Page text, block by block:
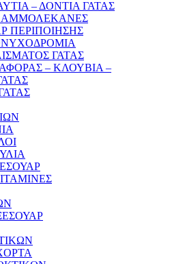
– ΔΟΝΤΙΑ ΓΑΤΑΣ
ΑΜΜΟΛΕΚΑΝΕΣ
ΠΕΡΙΠΟΙΗΣΗΣ
ΓΑΤΑΣ
– ΚΛΟΥΒΙΑ –